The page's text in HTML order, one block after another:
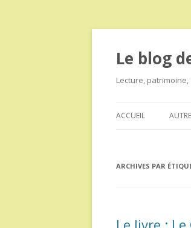
Le blog
Lecture,
ACCUEIL
ARCHIVES PAR
Le livre :